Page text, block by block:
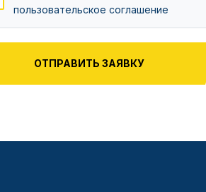
пользовательское соглашение